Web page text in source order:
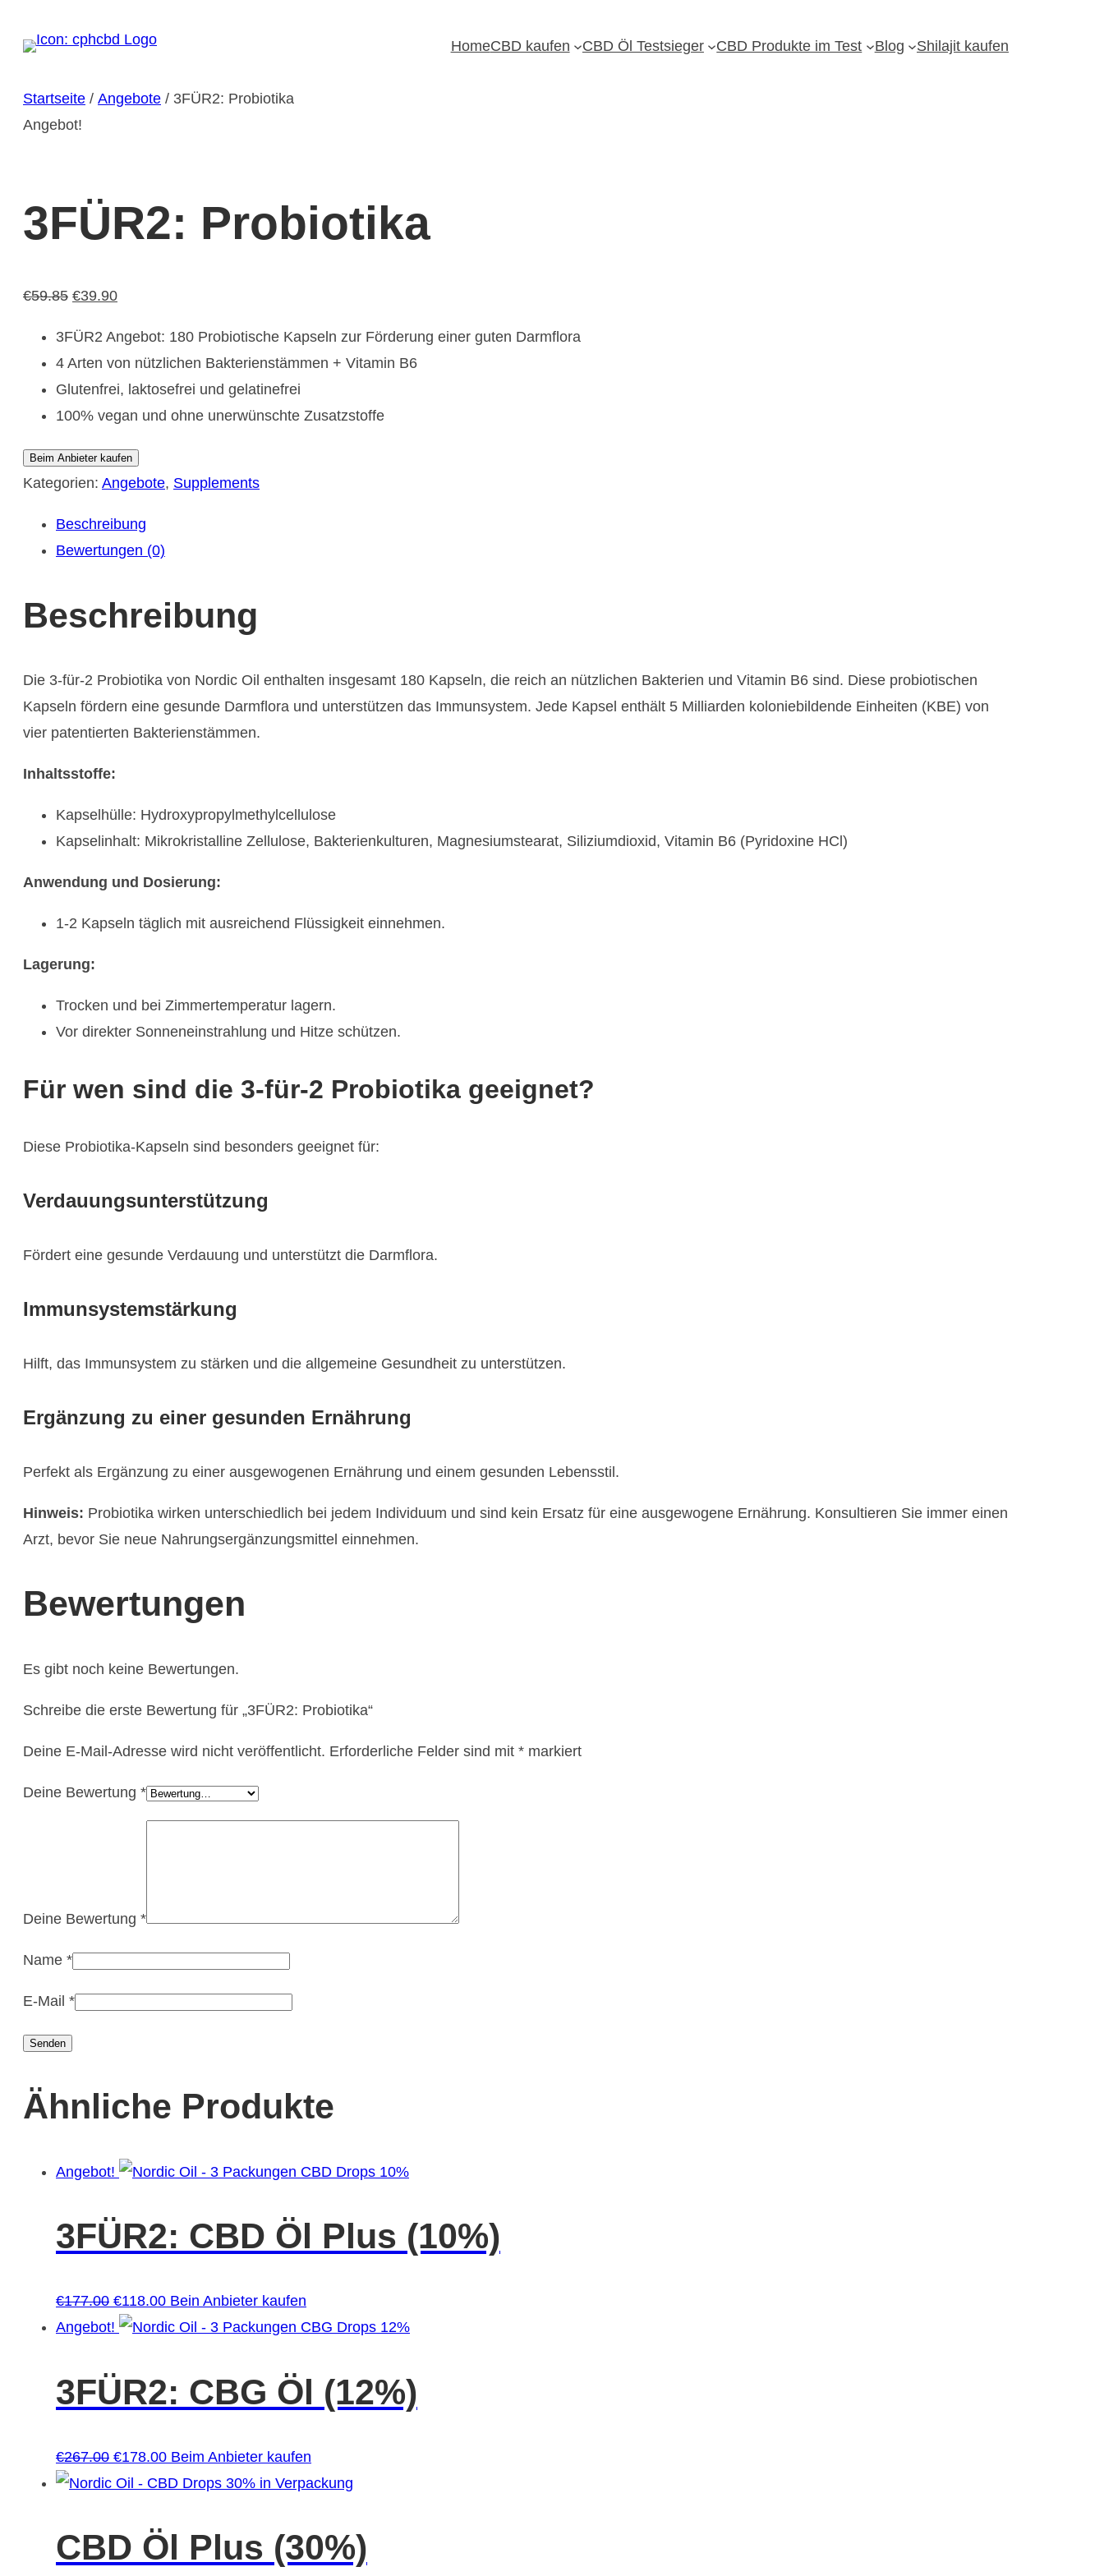
Inhalt
HomeCBD kaufen CBD Öl Testsieger CBD Produkte im Test Blog Shilajit kaufen
Startseite / Angebote / 3FÜR2: Probiotika
Angebot!
3FÜR2: Probiotika
€59.85 Ursprünglicher
€39.90Aktueller
ist:
3FÜR2 Angebot: 180 Probiotische Kapseln zur Förderung einer guten Darmflora
4 Arten von nützlichen Bakterienstämmen + Vitamin B6
Glutenfrei, laktosefrei und gelatinefrei
100% vegan und ohne unerwünschte Zusatzstoffe
Beim Anbieter kaufen
Kategorien: Angebote, Supplements
Beschreibung
Bewertungen (0)
Beschreibung
Die 3-für-2 Probiotika von Nordic Oil enthalten insgesamt 180 Kapseln, die reich an nützlichen Bakterien und Vitamin B6 sind. Diese probiotischen
Kapseln fördern eine gesunde Darmflora und unterstützen das Immunsystem. Jede Kapsel enthält 5 Milliarden koloniebildende Einheiten (KBE) von
vier patentierten Bakterienstämmen.
Inhaltsstoffe:
Kapselhülle: Hydroxypropylmethylcellulose
Kapselinhalt: Mikrokristalline Zellulose, Bakterienkulturen, Magnesiumstearat, Siliziumdioxid, Vitamin B6 (Pyridoxine HCl)
Anwendung und Dosierung:
1-2 Kapseln täglich mit ausreichend Flüssigkeit einnehmen.
Lagerung:
Trocken und bei Zimmertemperatur lagern.
Vor direkter Sonneneinstrahlung und Hitze schützen.
Für wen sind die 3-für-2 Probiotika geeignet?
Diese Probiotika-Kapseln sind besonders geeignet für:
Verdauungsunterstützung
Fördert eine gesunde Verdauung und unterstützt die Darmflora.
Immunsystemstärkung
Hilft, das Immunsystem zu stärken und die allgemeine Gesundheit zu unterstützen.
Ergänzung zu einer gesunden Ernährung
Perfekt als Ergänzung zu einer ausgewogenen Ernährung und einem gesunden Lebensstil.
Hinweis: Probiotika wirken unterschiedlich bei jedem Individuum und sind kein Ersatz für eine ausgewogene Ernährung. Konsultieren Sie immer einen
Arzt, bevor Sie neue Nahrungsergänzungsmittel einnehmen.
Bewertungen
Es gibt noch keine Bewertungen.
Schreibe die erste Bewertung für „3FÜR2: Probiotika“
Deine E-Mail-Adresse wird nicht veröffentlicht. Erforderliche Felder sind mit * markiert
Deine Bewertung *
Deine Bewertung *
Name *
E-Mail *
Ähnliche Produkte
Angebot!
3FÜR2: CBD Öl Plus (10%)
€177.00 Ursprünglicher
Preis
€177.00
€118.00Aktueller
Preis
€118.00.
Bein Anbieter kaufen
Angebot!
3FÜR2: CBG Öl (12%)
€267.00 Ursprünglicher
Preis
€267.00
€178.00Aktueller
Preis
€178.00.
Beim Anbieter kaufen
CBD Öl Plus (30%)